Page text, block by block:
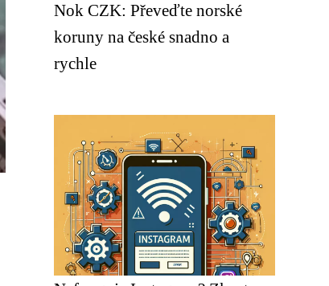
Nok CZK: Převeďte norské
koruny na české snadno a
rychle